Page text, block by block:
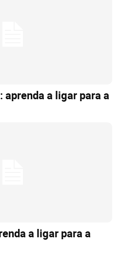
aprenda a ligar para a
a ligar para a